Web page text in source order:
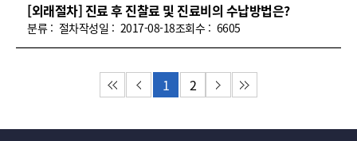
분류 : 절차
[외래절차] 진료 후 진찰료 및 진료비의 수납방법은?
작성일 : 2017-08-18조회수 : 6605
첫 페이지이전 페이지
1 2
다음 페이지마지막 페이지